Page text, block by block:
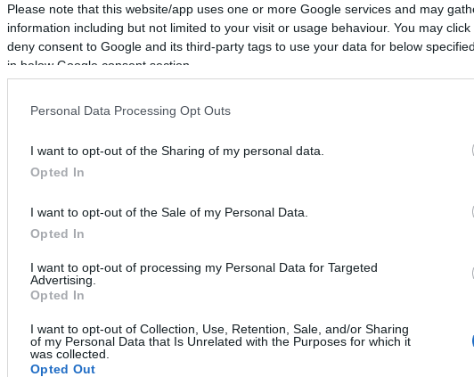
Please note that this website/app uses one or more Google services and may
information including but not limited to your visit or usage behaviour. You may
deny consent to Google and its third-party tags to use your data for below
in below Google consent section.
Personal Data Processing Opt Outs
I want to opt-out of the Sharing of my personal data.
Opted In
I want to opt-out of the Sale of my Personal Data.
Opted In
I want to opt-out of processing my Personal Data for Targeted
Advertising.
Opted In
I want to opt-out of Collection, Use, Retention, Sale, and/or Sharing
of my Personal Data that Is Unrelated with the Purposes for which it
was collected.
Opted Out